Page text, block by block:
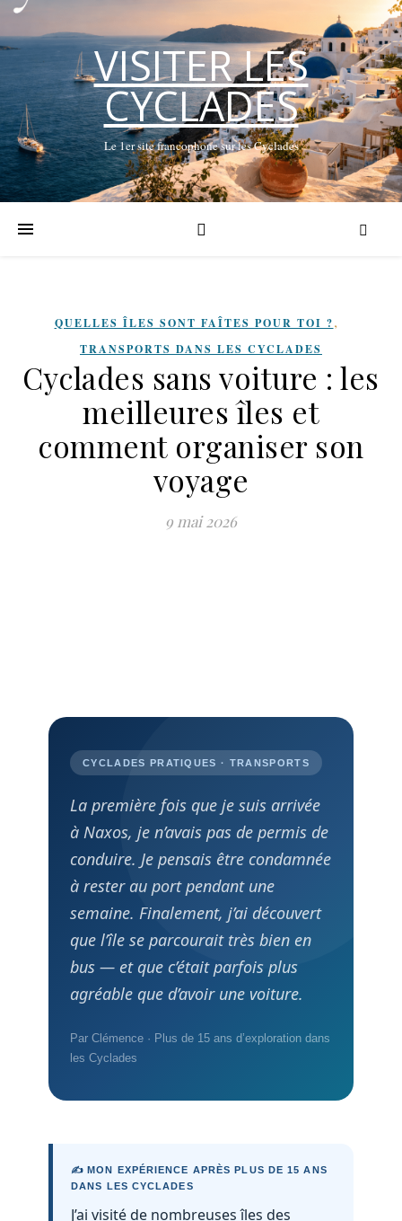
VISITER LES
CYCLADES
Le 1er site francophone sur les Cyclades
QUELLES ÎLES SONT FAÎTES POUR TOI ?​,
TRANSPORTS DANS LES CYCLADES
Cyclades sans voiture : les
meilleures îles et
comment organiser son
voyage
9 mai 2026
CYCLADES PRATIQUES · TRANSPORTS
La première fois que je suis arrivée
à Naxos, je n’avais pas de permis de
conduire. Je pensais être condamnée
à rester au port pendant une
semaine. Finalement, j’ai découvert
que l’île se parcourait très bien en
bus — et que c’était parfois plus
agréable que d’avoir une voiture.
Par Clémence · Plus de 15 ans d’exploration dans
les Cyclades
✍️ MON EXPÉRIENCE APRÈS PLUS DE 15 ANS
DANS LES CYCLADES
J’ai visité de nombreuses îles des